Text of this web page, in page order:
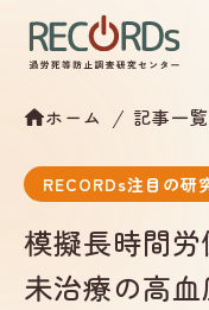
ホーム 記事一覧
RECORDs注目の研
模擬長時間
未治療の高